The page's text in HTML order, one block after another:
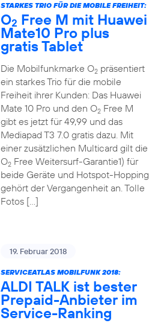
STARKES TRIO FÜR DIE MOBILE FREIHEIT:
O2 Free M mit Huawei
Mate10 Pro plus
gratis Tablet
Die Mobilfunkmarke O2präsentiert
ein starkes Trio für die mobile
Freiheit ihrer Kunden: Das Huawei
Mate 10 Pro und den O2Free M
gibt es jetzt für 49,99 und das
Mediapad T3 7.0 gratis dazu. Mit
einer zusätzlichen Multicard gilt die
O2Free Weitersurf-Garantie1) für
beide Geräte und Hotspot-Hopping
gehört der Vergangenheit an. Tolle
Fotos […]
19. Februar 2018
SERVICEATLAS MOBILFUNK 2018:
ALDI TALK ist bester
Prepaid-Anbieter im
Service-Ranking